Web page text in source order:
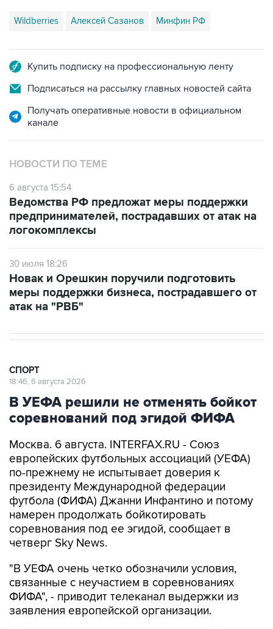
Wildberries Алексей Сазанов Минфин РФ
Купить подписку на профессиональную ленту
Подписаться на рассылку главных новостей сайта
Получать оперативные новости в официальном
канале
НОВОСТИ ПО ТЕМЕ
6 августа 15:54
Ведомства РФ предложат меры поддержки
предпринимателей, пострадавших от атак на
логокомплексы
30 июля 18:26
Новак и Орешкин поручили подготовить
меры поддержки бизнеса, пострадавшего от
атак на "РВБ"
СПОРТ
18:46, 6 августа 2026
В УЕФА решили не отменять бойкот
соревнований под эгидой ФИФА
Москва. 6 августа. INTERFAX.RU - Союз
европейских футбольных ассоциаций (УЕФА)
по-прежнему не испытывает доверия к
президенту Международной федерации
футбола (ФИФА) Джанни Инфантино и потому
намерен продолжать бойкотировать
соревнования под ее эгидой, сообщает в
четверг Sky News.
"В УЕФА очень четко обозначили условия,
связанные с неучастием в соревнованиях
ФИФА", - приводит телеканал выдержки из
заявления европейской организации.